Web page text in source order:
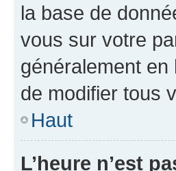
la base de
vous sur votre
généralement
de modifier tous
Haut
L’heure n’est